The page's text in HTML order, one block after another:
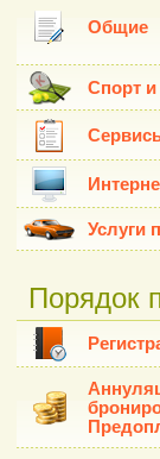
Общие
Спорт
Услуги
Порядок